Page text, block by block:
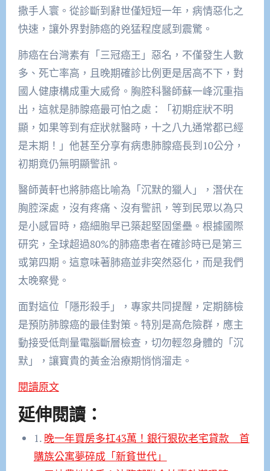
撒手人寰。從診斷到辭世僅短短一年，病情惡化之
快速，讓外界對肺癌的兇猛程度感到震驚。
肺癌在台灣素有「三冠癌王」惡名，不僅發生人數
多、死亡率高，且晚期確診比例更是居高不下，對
國人健康構成重大威脅。胸腔科醫師蘇一峰沉重指
出，這就是肺腺癌最可怕之處：「初期症狀不明
顯，如果等到有症狀就醫時，十之八九通常都已經
是末期！」他甚至分享有病患肺腺癌長到10公分，
初期竟仍無明顯警訊。
醫師黃軒也將肺癌比喻為「沉默的獵人」，潛伏在
胸腔深處，沒有疼痛、沒有警訊，等到民眾以為只
是小感冒時，癌細胞早已築起堅固堡壘。根據國際
研究，全球超過80%的肺癌患者在確診時已是第三
或第四期。這意味著肺癌並非突然惡化，而是我們
太晚察覺。
面對這位「隱形殺手」，專家共同提醒，定期篩檢
是預防肺腺癌的最佳對策。特別是高危險群，應主
動接受低劑量電腦斷層檢查，切勿輕忽身體的「沉
默」，讓寶貴的黃金治療期悄悄溜走。
閱讀原文
延伸閱讀：
1. 晚一年買房多扛43萬！銀行狠砍老宅貸款 首
購族公寓夢碎成「新貧世代」